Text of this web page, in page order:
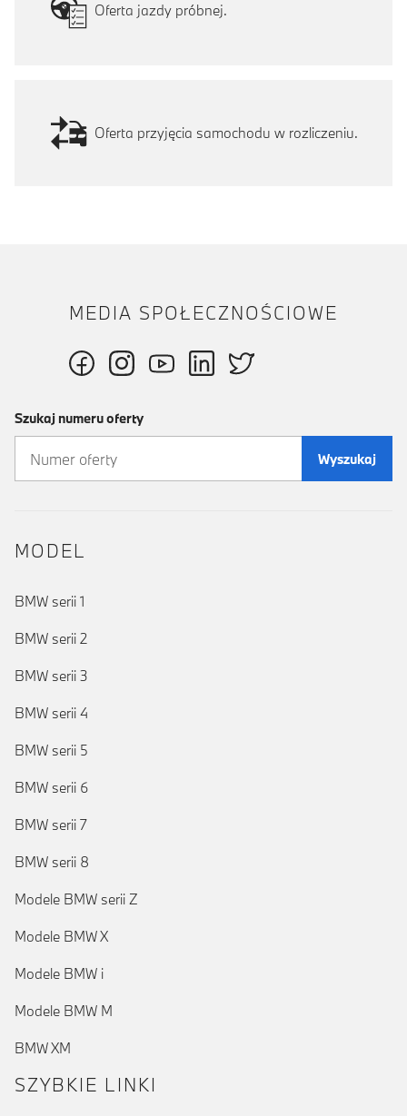
Oferta jazdy próbnej.
Oferta przyjęcia samochodu w rozliczeniu.
MEDIA SPOŁECZNOŚCIOWE
Szukaj numeru oferty
Wyszukaj
MODEL
BMW serii 1
BMW serii 2
BMW serii 3
BMW serii 4
BMW serii 5
BMW serii 6
BMW serii 7
BMW serii 8
Modele BMW serii Z
Modele BMW X
Modele BMW i
Modele BMW M
BMW XM
SZYBKIE LINKI